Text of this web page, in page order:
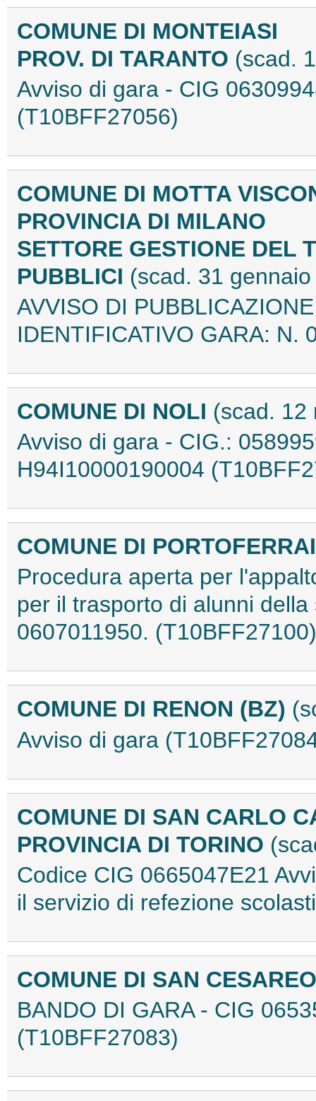
COMUNE DI MONTEIASI
PROV. DI TARANTO (scad.
Avviso di gara - CIG
(T10BFF27056)
COMUNE DI MOTTA
PROVINCIA DI MILANO
SETTORE GESTIONE DEL
PUBBLICI (scad. 31
AVVISO DI
IDENTIFICATIVO GARA: N.
COMUNE DI NOLI (scad. 12
Avviso di gara - CIG.:
H94I10000190004
COMUNE DI
Procedura aperta per
per il trasporto di alunni
0607011950. (T10BFF27100)
COMUNE DI RENON (BZ)
Avviso di gara
COMUNE DI SAN CARLO
PROVINCIA DI TORINO
Codice CIG 0665047E21
il servizio di refezione
COMUNE DI SAN
BANDO DI GARA - CIG
(T10BFF27083)